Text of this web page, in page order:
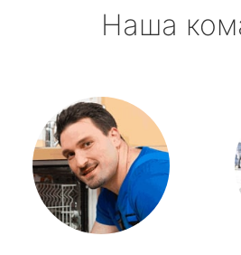
Наша